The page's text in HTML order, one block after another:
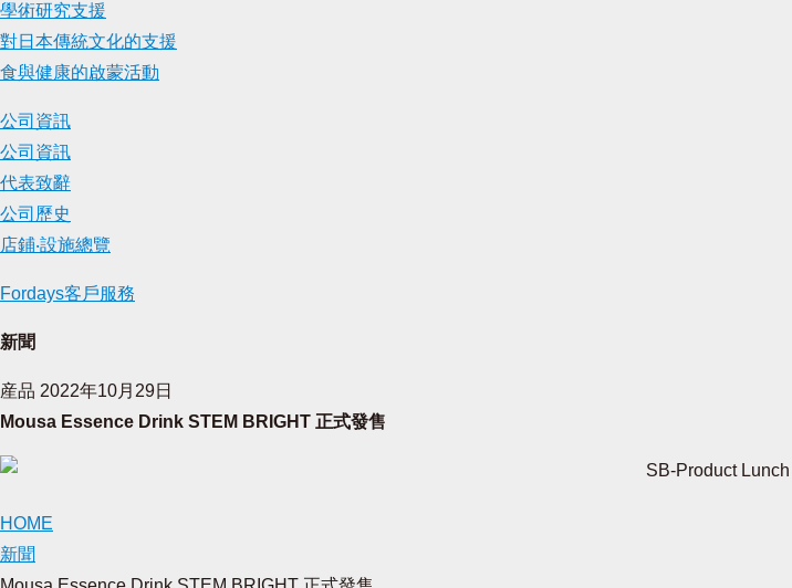
學術研究支援
對日本傳統文化的支援
食與健康的啟蒙活動
公司資訊
公司資訊
代表致辭
公司歷史
店鋪‧設施總覽
Fordays客戶服務
新聞
産品 2022年10月29日
Mousa Essence Drink STEM BRIGHT 正式發售
HOME
新聞